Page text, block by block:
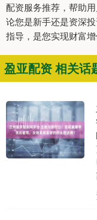
配资服务推荐，帮助
论您是新手还是资深
指导，是您实现财富增
盈亚配资 相关话